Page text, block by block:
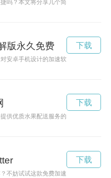
吗？本文将分享几个简单的技巧，帮
版永久免费
安卓手机设计的加速软件，能够帮助
下载
供优质水果配送服务的网站，让你在
下载
不妨试试这款免费加速推特的软件，
下载